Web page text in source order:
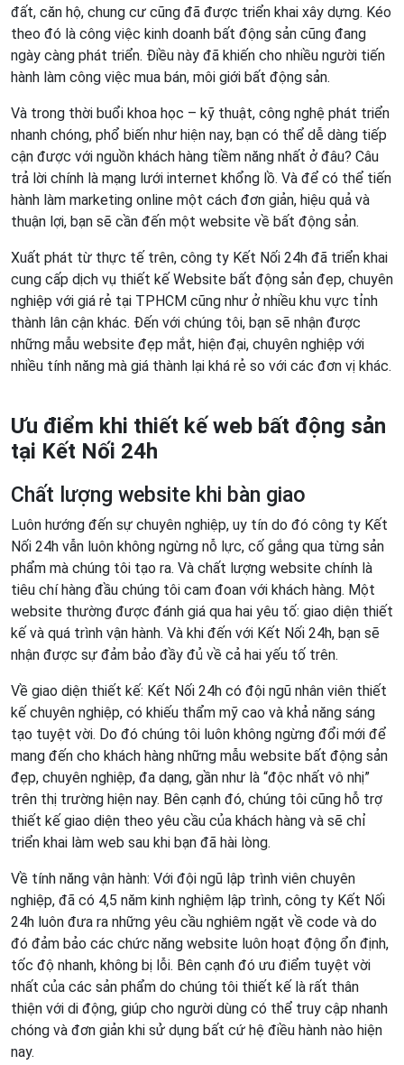
đất, căn hộ, chung cư cũng đã được triển khai xây dựng. Kéo
theo đó là công việc kinh doanh bất động sản cũng đang
ngày càng phát triển. Điều này đã khiến cho nhiều người tiến
hành làm công việc mua bán, môi giới bất động sản.
Và trong thời buổi khoa học – kỹ thuật, công nghệ phát triển
nhanh chóng, phổ biến như hiện nay, bạn có thể dễ dàng tiếp
cận được với nguồn khách hàng tiềm năng nhất ở đâu? Câu
trả lời chính là mạng lưới internet khổng lồ. Và để có thể tiến
hành làm marketing online một cách đơn giản, hiệu quả và
thuận lợi, bạn sẽ cần đến một website về bất động sản.
Xuất phát từ thực tế trên, công ty Kết Nối 24h đã triển khai
cung cấp dịch vụ thiết kế Website bất động sản đẹp, chuyên
nghiệp với giá rẻ tại TPHCM cũng như ở nhiều khu vực tỉnh
thành lân cận khác. Đến với chúng tôi, bạn sẽ nhận được
những mẫu website đẹp mắt, hiện đại, chuyên nghiệp với
nhiều tính năng mà giá thành lại khá rẻ so với các đơn vị khác.
Ưu điểm khi thiết kế web bất động sản
tại Kết Nối 24h
Chất lượng website khi bàn giao
Luôn hướng đến sự chuyên nghiệp, uy tín do đó công ty Kết
Nối 24h vẫn luôn không ngừng nỗ lực, cố gắng qua từng sản
phẩm mà chúng tôi tạo ra. Và chất lượng website chính là
tiêu chí hàng đầu chúng tôi cam đoan với khách hàng. Một
website thường được đánh giá qua hai yêu tố: giao diện thiết
kế và quá trình vận hành. Và khi đến với Kết Nối 24h, bạn sẽ
nhận được sự đảm bảo đầy đủ về cả hai yếu tố trên.
Về giao diện thiết kế: Kết Nối 24h có đội ngũ nhân viên thiết
kế chuyên nghiệp, có khiếu thẩm mỹ cao và khả năng sáng
tạo tuyệt vời. Do đó chúng tôi luôn không ngừng đổi mới để
mang đến cho khách hàng những mẫu website bất động sản
đẹp, chuyên nghiệp, đa dạng, gần như là “độc nhất vô nhị”
trên thị trường hiện nay. Bên cạnh đó, chúng tôi cũng hỗ trợ
thiết kế giao diện theo yêu cầu của khách hàng và sẽ chỉ
triển khai làm web sau khi bạn đã hài lòng.
Về tính năng vận hành: Với đội ngũ lập trình viên chuyên
nghiệp, đã có 4,5 năm kinh nghiệm lập trình, công ty Kết Nối
24h luôn đưa ra những yêu cầu nghiêm ngặt về code và do
đó đảm bảo các chức năng website luôn hoạt động ổn định,
tốc độ nhanh, không bị lỗi. Bên cạnh đó ưu điểm tuyệt vời
nhất của các sản phẩm do chúng tôi thiết kế là rất thân
thiện với di động, giúp cho người dùng có thể truy cập nhanh
chóng và đơn giản khi sử dụng bất cứ hệ điều hành nào hiện
nay.